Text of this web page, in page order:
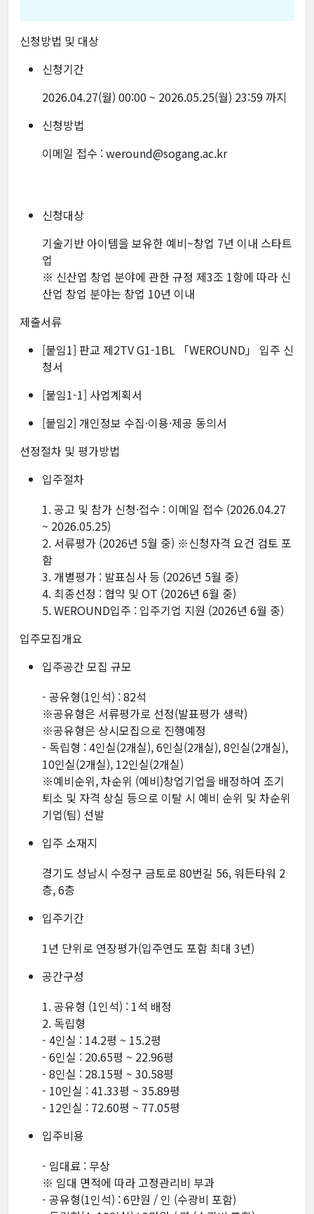
신청방법 및 대상
신청기간
2026.04.27(월) 00:00 ~ 2026.05.25(월) 23:59 까지
신청방법
이메일 접수 : weround@sogang.ac.kr
신청대상
기술기반 아이템을 보유한 예비~창업 7년 이내 스타트
업
※ 신산업 창업 분야에 관한 규정 제3조 1항에 따라 신
산업 창업 분야는 창업 10년 이내
제출서류
[붙임1] 판교 제2TV G1-1BL 「WEROUND」 입주 신
청서
[붙임1-1] 사업계획서
[붙임2] 개인정보 수집·이용·제공 동의서
선정절차 및 평가방법
입주절차
1. 공고 및 참가 신청·접수 : 이메일 접수 (2026.04.27
~ 2026.05.25)
2. 서류평가 (2026년 5월 중) ※신청자격 요건 검토 포
함
3. 개별평가 : 발표심사 등 (2026년 5월 중)
4. 최종선정 : 협약 및 OT (2026년 6월 중)
5. WEROUND입주 : 입주기업 지원 (2026년 6월 중)
입주모집개요
입주공간 모집 규모
- 공유형(1인석) : 82석
※공유형은 서류평가로 선정(발표평가 생략)
※공유형은 상시모집으로 진행예정
- 독립형 : 4인실(2개실), 6인실(2개실), 8인실(2개실),
10인실(2개실), 12인실(2개실)
※예비순위, 차순위 (예비)창업기업을 배정하여 조기
퇴소 및 자격 상실 등으로 이탈 시 예비 순위 및 차순위
기업(팀) 선발
입주 소재지
경기도 성남시 수정구 금토로 80번길 56, 워든타워 2
층, 6층
입주기간
1년 단위로 연장평가(입주연도 포함 최대 3년)
공간구성
1. 공유형 (1인석) : 1석 배정
2. 독립형
- 4인실 : 14.2평 ~ 15.2평
- 6인실 : 20.65평 ~ 22.96평
- 8인실 : 28.15평 ~ 30.58평
- 10인실 : 41.33평 ~ 35.89평
- 12인실 : 72.60평 ~ 77.05평
입주비용
- 임대료 : 무상
※ 임대 면적에 따라 고정관리비 부과
- 공유형(1인석) : 6만원 / 인 (수광비 포함)